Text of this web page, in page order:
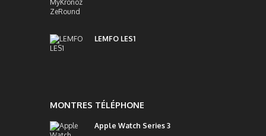
LEMFO LES1
MONTRES TÉLÉPHONE
Apple Watch Series 3